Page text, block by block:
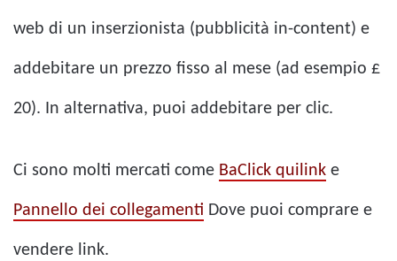
web di un inserzionista (pubblicità in-content) e
addebitare un prezzo fisso al mese (ad esempio £
20). In alternativa, puoi addebitare per clic.
Ci sono molti mercati come BaClick quilink e
Pannello dei collegamenti Dove puoi comprare e
vendere link.